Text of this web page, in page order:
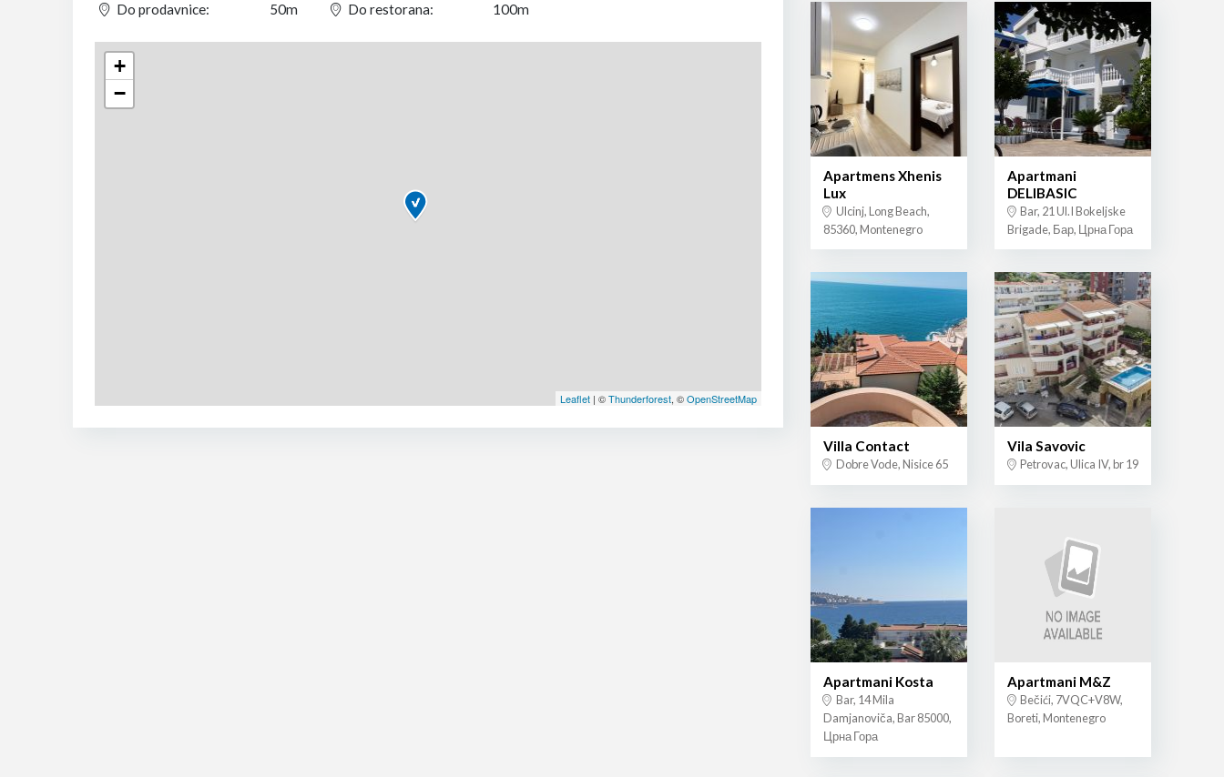
Do prodavnice:
50m Do restorana: 100m
+
−
Leaflet| ©Thunderforest, ©OpenStreetMap
Apartmens Xhenis
Lux
Ulcinj, Long Beach,
85360, Montenegro
Apartmani
DELIBASIC
Bar, 21 Ul.I Bokeljske
Brigade, Бар, Црна Гора
Villa Contact
Dobre Vode, Nisice 65
Vila Savovic
Petrovac, Ulica IV, br 19
Apartmani Kosta
Bar, 14 Mila
Damjanoviča, Bar 85000,
Црна Гора
Apartmani M&Z
Bečići, 7VQC+V8W,
Boreti, Montenegro